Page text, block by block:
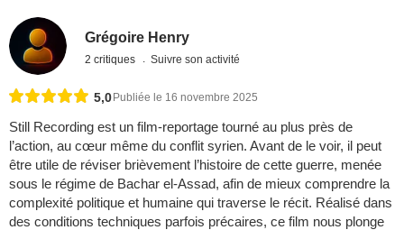
Grégoire Henry
2 critiques Suivre son activité
5,0Publiée le 16 novembre 2025
Still Recording est un film-reportage tourné au plus près de
l’action, au cœur même du conflit syrien. Avant de le voir, il peut
être utile de réviser brièvement l’histoire de cette guerre, menée
sous le régime de Bachar el-Assad, afin de mieux comprendre la
complexité politique et humaine qui traverse le récit. Réalisé dans
des conditions techniques parfois précaires, ce film nous plonge